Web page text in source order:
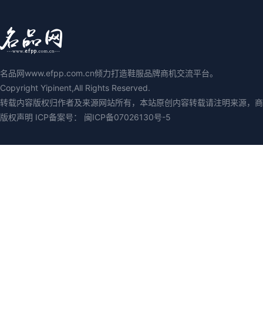
名品网www.efpp.com.cn倾力打造鞋服品牌商机交流平台。
Copyright Yipinent,All Rights Reserved.
转载内容版权归作者及来源网站所有，本站原创内容转载请注明来源，
版权声明 ICP备案号： 闽ICP备07026130号-5